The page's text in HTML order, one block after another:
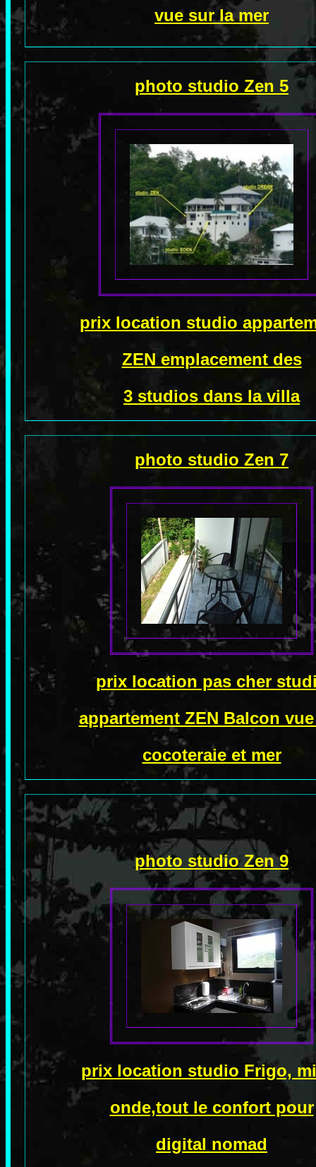
vue sur la mer
photo studio Zen 5
prix location studio
ZEN emplacement des
3 studios dans la villa
photo studio Zen 7
prix location pas cher
appartement ZEN Balcon
cocoteraie et mer
photo studio Zen 9
prix location studio Frigo,
onde,tout le confort pour
digital nomad